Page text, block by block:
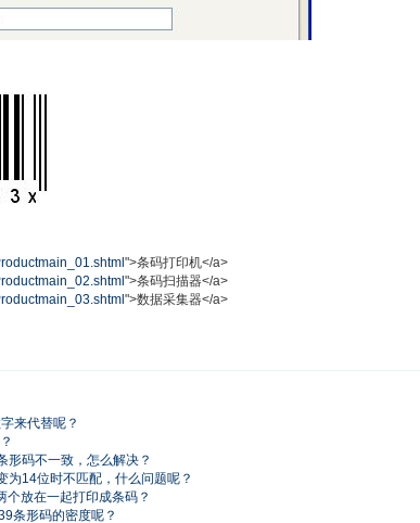
">条码打印机</a>
">条码扫描器</a>
">数据采集器</a>
来代替呢？
形码不一致，怎么解决？
14位时不匹配，什么问题呢？
放在一起打印成条码？
条形码的密度呢？